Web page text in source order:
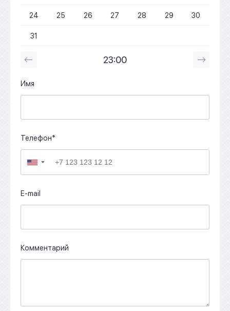
24 25 26 27 28 29 30
31
23:00
Имя
Телефон*
▼
E-mail
Комментарий